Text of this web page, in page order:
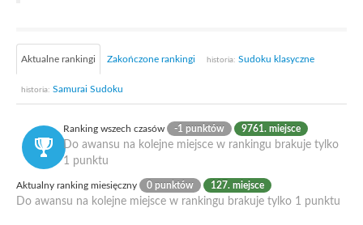
Aktualne rankingi Zakończone rankingi historia: Sudoku klasyczne
historia: Samurai Sudoku
Ranking wszech czasów -1 punktów 9761. miejsce
Do awansu na kolejne miejsce w rankingu brakuje tylko
1 punktu
Aktualny ranking miesięczny 0 punktów 127. miejsce
Do awansu na kolejne miejsce w rankingu brakuje tylko 1 punktu